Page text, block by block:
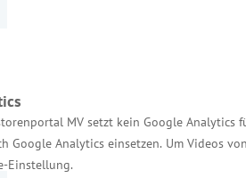
MV setzt kein Google Analytics
Google Analytics einsetzen. Um Videos
Einstellung.
im Bürger-
für den Ausbau
In der Neufassung soll es
geben. Um dies
angepasstes